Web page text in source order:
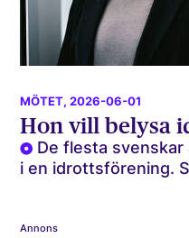
MÖTET, 2026-06-01
Hon vill belysa
De flesta svenskar
i en idrottsförening.
Annons